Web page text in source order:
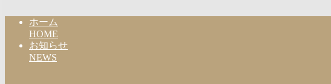
ホーム
HOME
お知らせ
NEWS